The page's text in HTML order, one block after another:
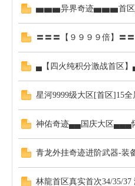
▅▅▅异界奇迹▅▅▅首区▄
〓〓〓【９９９９倍】〓
▄【四火纯积分激战首区
星河9999级大区[首区]15
神佑奇迹▄▄国庆大区▄▄▄
青龙外挂奇迹进阶武器-装
林龍首区真实首次34/35/